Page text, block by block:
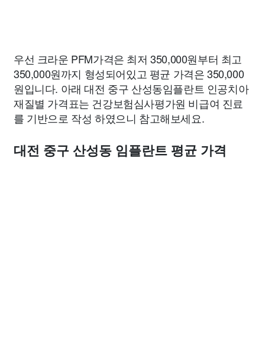
우선 크라운 PFM가격은 최저 350,000원부터 최고
350,000원까지 형성되어있고 평균 가격은 350,000
원입니다. 아래 대전 중구 산성동임플란트 인공치아
재질별 가격표는 건강보험심사평가원 비급여 진료
를 기반으로 작성 하였으니 참고해보세요.
대전 중구 산성동 임플란트 평균 가격